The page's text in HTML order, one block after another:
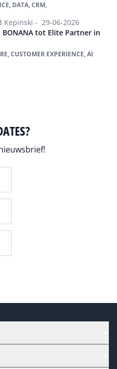
DATA, CRM,
Kepinski - 29-06-2026
tot Elite Partner in
CUSTOMER EXPERIENCE, AI